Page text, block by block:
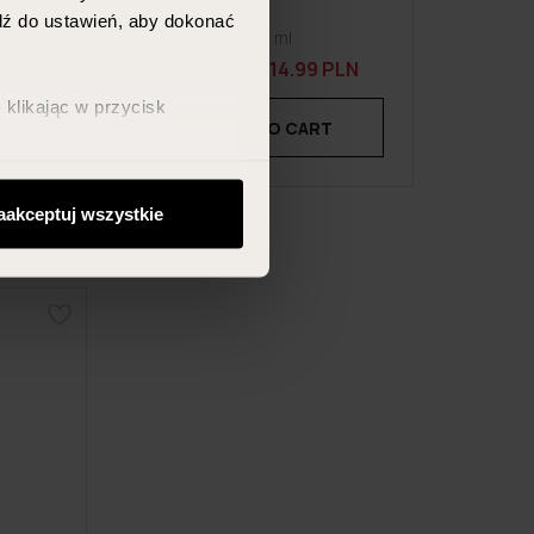
do ustawień, aby dokonać
klikając w przycisk
wszystkie
150 ml
14.99 PLN
ADD TO CART